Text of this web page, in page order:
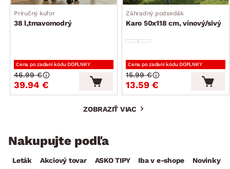
Príručný kufor
38 l,tmavomodrý
Cena po zadaní kódu DOPLNKY
39.94 €
46.99 €
Záhradný podsedák
Karo 50x118 cm, vínový/sivý
Cena po zadaní kódu DOPLNKY
13.59 €
15.99 €
ZOBRAZIŤ VIAC
Nakupujte podľa
Leták Akciový tovar ASKO TIPY Iba v e-shope Novinky